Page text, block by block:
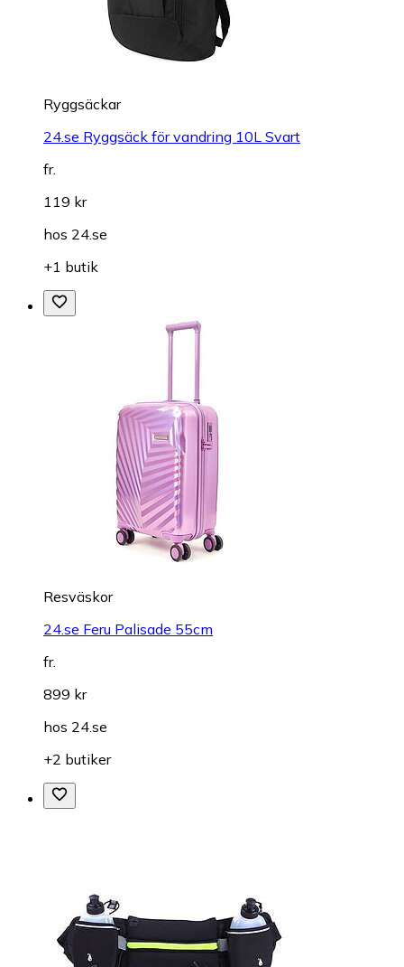
Ryggsäckar
24.se Ryggsäck för vandring 10L Svart
fr.
119 kr
hos 24.se
+1 butik
Resväskor
24.se Feru Palisade 55cm
fr.
899 kr
hos 24.se
+2 butiker